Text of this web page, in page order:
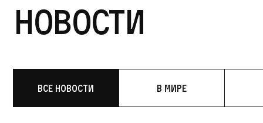
Новости
Все новости В мире